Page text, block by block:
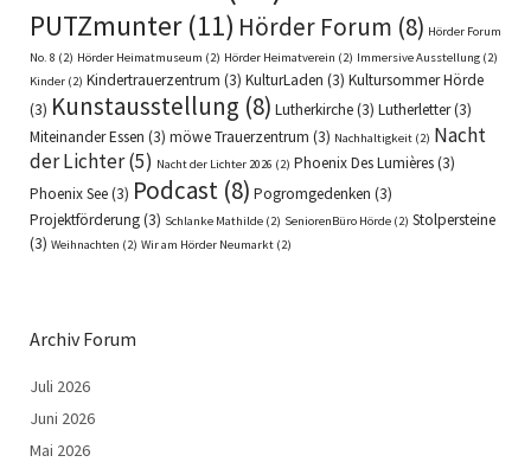
PUTZmunter(11) Hörder Forum (8) Hörder Forum
No. 8 (2) Hörder Heimatmuseum (2) Hörder Heimatverein (2) Immersive Ausstellung (2)
Kinder (2) Kindertrauerzentrum (3) KulturLaden (3) Kultursommer Hörde
(3) Kunstausstellung (8) Lutherkirche(3) Lutherletter(3)
Miteinander Essen (3) möwe Trauerzentrum (3) Nachhaltigkeit (2) Nacht
der Lichter(5) Nacht der Lichter 2026 (2) Phoenix Des Lumières(3)
Phoenix See(3) Podcast (8) Pogromgedenken (3)
Projektförderung(3) Schlanke Mathilde (2) SeniorenBüro Hörde (2) Stolpersteine
(3) Weihnachten (2) Wir am Hörder Neumarkt (2)
Archiv Forum
Juli 2026
Juni 2026
Mai 2026